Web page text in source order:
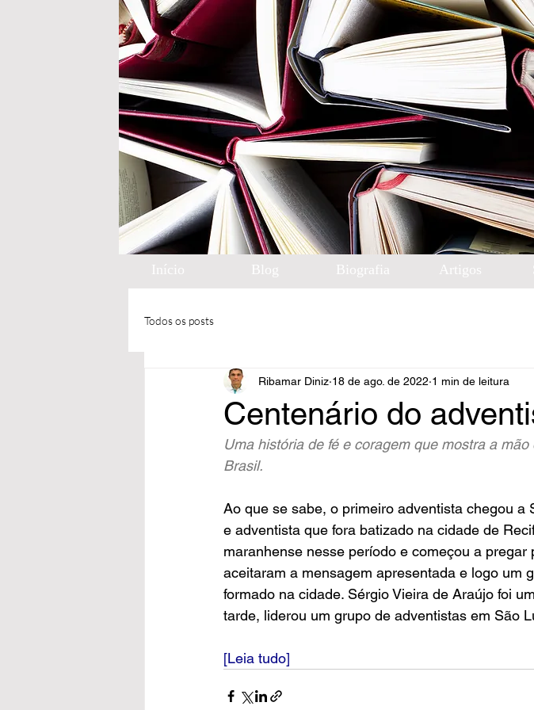
Início Blog Biografia Artigos
Todos os posts
Centenário do
Ribamar Diniz 18 de ago. de 2022 1 min de leitura
Uma história de fé e coragem que mostra a
Brasil.
Ao que se sabe, o primeiro adventista chegou a
e adventista que fora batizado na cidade de
maranhense nesse período e começou a pregar
aceitaram a mensagem apresentada e logo um
formado na cidade. Sérgio Vieira de Araújo foi
tarde, liderou um grupo de adventistas em São
[Leia tudo]